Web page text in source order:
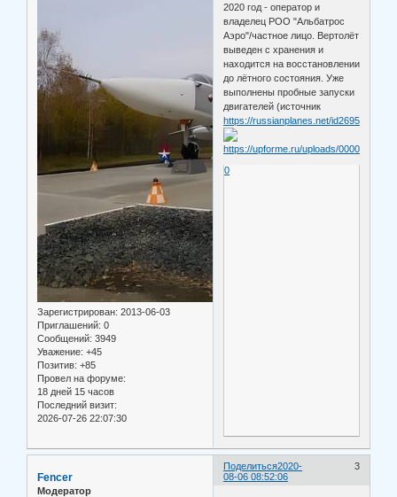
Зарегистрирован: 2013-06-03
Приглашений: 0
Сообщений: 3949
Уважение: +45
Позитив: +85
Провел на форуме:
18 дней 15 часов
Последний визит:
2026-07-26 22:07:30
2020 год - оператор и
владелец РОО "Альбатрос
Аэро"/частное лицо. Вертолёт
выведен с хранения и
находится на восстановлении
до лётного состояния. Уже
выполнены пробные запуски
двигателей (источник
https://russianplanes.net/id269580
0
Поделиться 3
2020-
08-06 08:52:06
Fencer
Модератор